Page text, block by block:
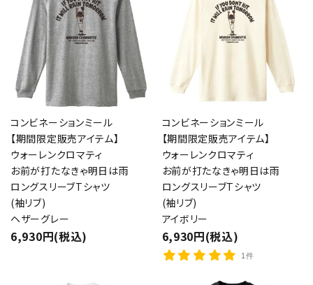
コンビネーションミール
【期間限定販売アイテム】
ウォーレンクロマティ
お前が打たなきゃ明日は雨
ロングスリーブTシャツ
(袖リブ)
ヘザーグレー
6,930円(税込)
コンビネーションミール
【期間限定販売アイテム】
ウォーレンクロマティ
お前が打たなきゃ明日は雨
ロングスリーブTシャツ
(袖リブ)
アイボリー
6,930円(税込)
1件